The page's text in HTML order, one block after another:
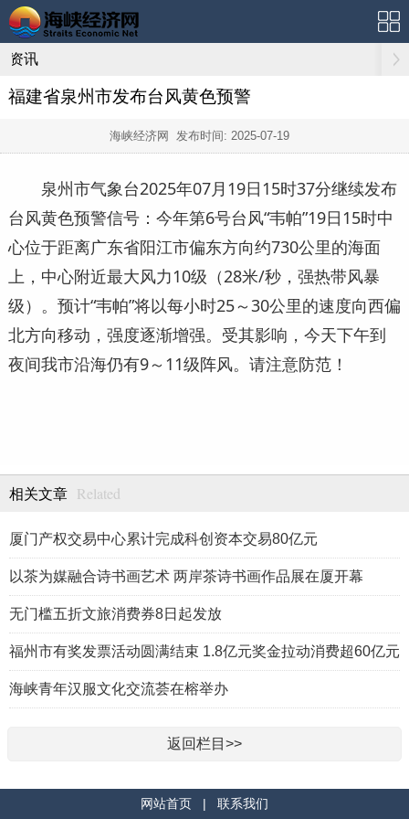
资讯
福建省泉州市发布台风黄色预警
海峡经济网 发布时间: 2025-07-19
泉州市气象台2025年07月19日15时37分继续发布
台风黄色预警信号：今年第6号台风“韦帕”19日15时中
心位于距离广东省阳江市偏东方向约730公里的海面
上，中心附近最大风力10级（28米/秒，强热带风暴
级）。预计“韦帕”将以每小时25～30公里的速度向西偏
北方向移动，强度逐渐增强。受其影响，今天下午到
夜间我市沿海仍有9～11级阵风。请注意防范！
相关文章 Related
厦门产权交易中心累计完成科创资本交易80亿元
以茶为媒融合诗书画艺术 两岸茶诗书画作品展在厦开幕
无门槛五折文旅消费券8日起发放
福州市有奖发票活动圆满结束 1.8亿元奖金拉动消费超60亿元
海峡青年汉服文化交流荟在榕举办
返回栏目>>
网站首页 | 联系我们